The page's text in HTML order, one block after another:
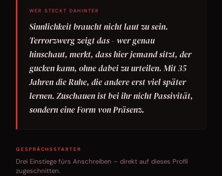
WER STECKT DAHINTER
Sinnlichkeit braucht nicht laut zu sein.
Terrorzwerg zeigt das - wer genau
hinschaut, merkt, dass hier jemand sitzt, der
gucken kann, ohne dabei zu urteilen. Mit 35
Jahren die Ruhe, die andere erst viel später
lernen. Zuschauen ist bei ihr nicht Passivität,
sondern eine Form von Präsenz.
GESPRÄCHSSTARTER
Drei Einstiege fürs Anschreiben – direkt auf dieses Profil
zugeschnitten.